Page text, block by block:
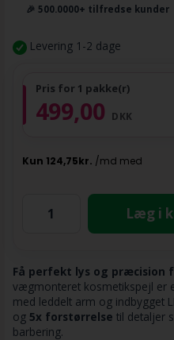
🎉 500.0000+ tilfredse kunder
Levering 1-2 dage
Pris for 1 pakke(r)
499,00 DKK
Læg i
Få perfekt lys og præcision
vægmonteret kosmetikspejl er
med leddelt arm og indbygget
og 5x forstørrelse til detaljer
barbering.